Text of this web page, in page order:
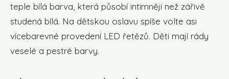
teple bílá barva, která působí intimněji než zářivě
studená bílá. Na dětskou oslavu spíše volte asi
vícebarevné provedení LED řetězů. Děti mají rády
veselé a pestré barvy.